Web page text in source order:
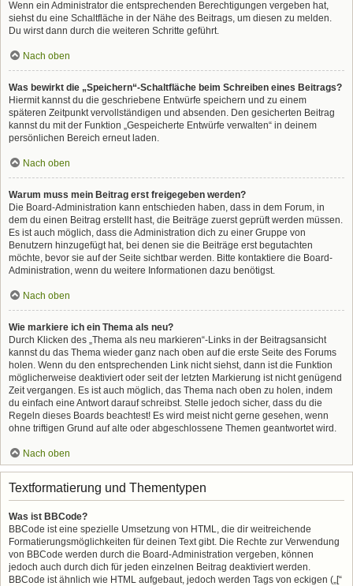
Wenn ein Administrator die entsprechenden Berechtigungen vergeben hat,
siehst du eine Schaltfläche in der Nähe des Beitrags, um diesen zu melden.
Du wirst dann durch die weiteren Schritte geführt.
Nach oben
Was bewirkt die „Speichern“-Schaltfläche beim Schreiben eines Beitrags?
Hiermit kannst du die geschriebene Entwürfe speichern und zu einem
späteren Zeitpunkt vervollständigen und absenden. Den gesicherten Beitrag
kannst du mit der Funktion „Gespeicherte Entwürfe verwalten“ in deinem
persönlichen Bereich erneut laden.
Nach oben
Warum muss mein Beitrag erst freigegeben werden?
Die Board-Administration kann entschieden haben, dass in dem Forum, in
dem du einen Beitrag erstellt hast, die Beiträge zuerst geprüft werden müssen.
Es ist auch möglich, dass die Administration dich zu einer Gruppe von
Benutzern hinzugefügt hat, bei denen sie die Beiträge erst begutachten
möchte, bevor sie auf der Seite sichtbar werden. Bitte kontaktiere die Board-
Administration, wenn du weitere Informationen dazu benötigst.
Nach oben
Wie markiere ich ein Thema als neu?
Durch Klicken des „Thema als neu markieren“-Links in der Beitragsansicht
kannst du das Thema wieder ganz nach oben auf die erste Seite des Forums
holen. Wenn du den entsprechenden Link nicht siehst, dann ist die Funktion
möglicherweise deaktiviert oder seit der letzten Markierung ist nicht genügend
Zeit vergangen. Es ist auch möglich, das Thema nach oben zu holen, indem
du einfach eine Antwort darauf schreibst. Stelle jedoch sicher, dass du die
Regeln dieses Boards beachtest! Es wird meist nicht gerne gesehen, wenn
ohne triftigen Grund auf alte oder abgeschlossene Themen geantwortet wird.
Nach oben
Textformatierung und Thementypen
Was ist BBCode?
BBCode ist eine spezielle Umsetzung von HTML, die dir weitreichende
Formatierungsmöglichkeiten für deinen Text gibt. Die Rechte zur Verwendung
von BBCode werden durch die Board-Administration vergeben, können
jedoch auch durch dich für jeden einzelnen Beitrag deaktiviert werden.
BBCode ist ähnlich wie HTML aufgebaut, jedoch werden Tags von eckigen („[“